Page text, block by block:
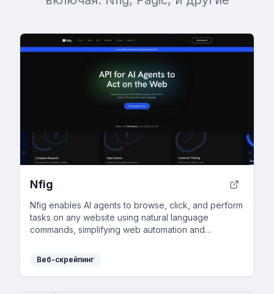
Nfig
Nfig enables AI agents to browse, click, and perform
tasks on any website using natural language
commands, simplifying web automation and
Веб-скрейпинг